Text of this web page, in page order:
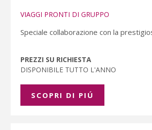
VIAGGI PRONTI DI GRUPPO
Speciale collaborazione con la
PREZZI SU RICHIESTA
DISPONIBILE TUTTO L'ANNO
SCOPRI DI PIÚ